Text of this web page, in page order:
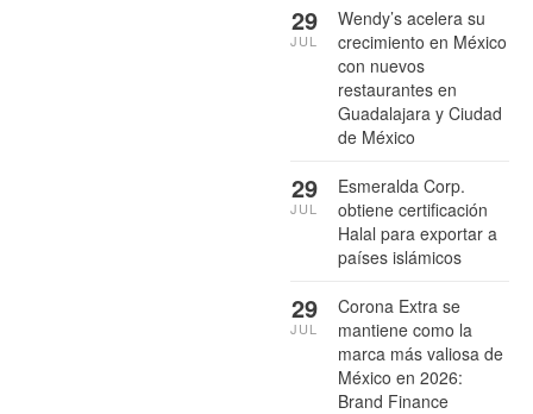
Wendy’s acelera su
crecimiento en México
con nuevos
restaurantes en
Guadalajara y Ciudad
de México
29
JUL
Esmeralda Corp.
obtiene certificación
Halal para exportar a
países islámicos
29
JUL
Corona Extra se
mantiene como la
marca más valiosa de
México en 2026:
Brand Finance
29
JUL